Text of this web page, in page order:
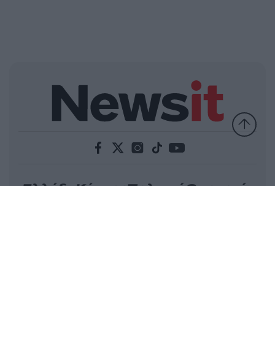
ΕλλάδαΚόσμοςΠολιτικήΟικονομία